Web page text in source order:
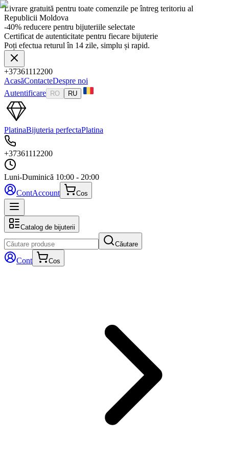
Livrare gratuită pentru toate comenzile pe întreg teritoriu al
Republicii Moldova
-40% reducere pentru bijuteriile selectate
Certificat de autenticitate pentru fiecare bijuterie
Poți efectua returul în 14 zile, simplu și rapid.
+37361112200
AcasăContacteDespre noi
Autentificare
RO RU
PlatinaBijuteria perfectaPlatina
+37361112200
Luni-Duminică 10:00 - 20:00
ContAccount Cos
Catalog de bijuterii
Căutare
Cont Cos